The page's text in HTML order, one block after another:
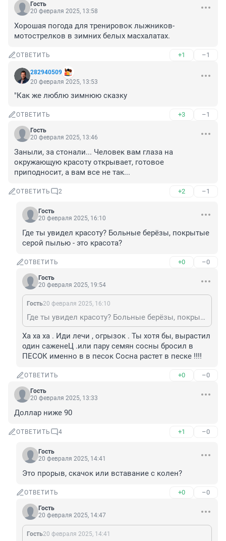
Гость
20 февраля 2025, 13:58
Хорошая погода для тренировок лыжников-
мотострелков в зимних белых масхалатах.
ОТВЕТИТЬ +1 –1
282940509
20 февраля 2025, 13:53
"Как же люблю зимнюю сказку
ОТВЕТИТЬ +3 –1
Гость
20 февраля 2025, 13:46
Заныли, за стонали... Человек вам глаза на
окружающую красоту открывает, готовое
приподносит, а вам все не так...
ОТВЕТИТЬ 2 +2 –1
Гость
20 февраля 2025, 16:10
Где ты увидел красоту? Больные берёзы, покрытые
серой пылью - это красота?
ОТВЕТИТЬ +0 –0
Гость
20 февраля 2025, 19:54
Гость20 февраля 2025, 16:10
Где ты увидел красоту? Больные берёзы, покрытые серой пылью - это красота?
Ха ха ха . Иди лечи , огрызок . Ты хотя бы, вырастил
один саженеЦ .или пару семян сосны бросил в
ПЕСОК именно в в песок Сосна растет в песке !!!!
ОТВЕТИТЬ +0 –0
Гость
20 февраля 2025, 13:33
Доллар ниже 90
ОТВЕТИТЬ 4 +1 –0
Гость
20 февраля 2025, 14:41
Это прорыв, скачок или вставание с колен?
ОТВЕТИТЬ +0 –0
Гость
20 февраля 2025, 14:47
Гость20 февраля 2025, 14:41